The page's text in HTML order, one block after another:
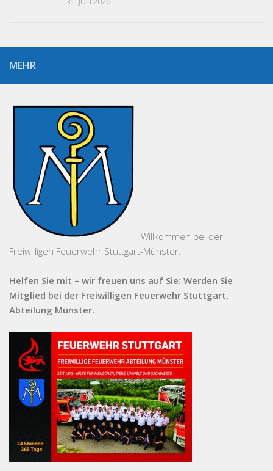
MEHR
Willkommen bei der
Freiwilligen Feuerwehr Stuttgart-Münster.
Helfen Sie mit – wir freuen uns auf Sie: Werden Sie
Mitglied bei der Freiwilligen Feuerwehr Stuttgart,
Abteilung Münster.